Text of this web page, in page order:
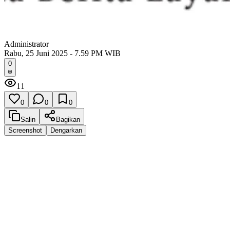
Administrator
Rabu, 25 Juni 2025 - 7.59 PM WIB
0
11
0 0 0
Salin
Bagikan
Screenshot
Dengarkan